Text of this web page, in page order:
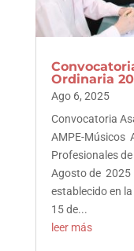
Ordinaria
Ago 6, 2025
Convocatoria
AMPE-Músicos
Profesionales
Agosto de 2025
establecido en
15 de...
leer más